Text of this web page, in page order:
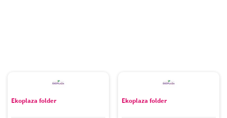
Ekoplaza folder Ekoplaza folder